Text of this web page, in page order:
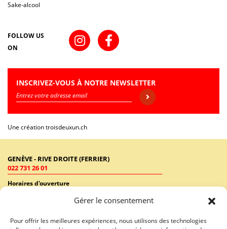
Gérer le consentement
Pour offrir les meilleures expériences, nous utilisons des technologies
Sake-alcool
FOLLOW US
ON
INSCRIVEZ-VOUS À NOTRE NEWSLETTER
Une créationtroisdeuxun.ch
GENÈVE - RIVE DROITE (FERRIER)
022 731 26 01
Horaires d'ouverture
GENÈVE - RIVE GAUCHE (RHÔNE)
022 731 26 46